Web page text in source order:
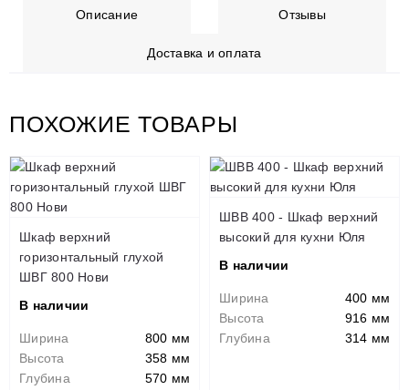
Описание Отзывы
Доставка и оплата
ПОХОЖИЕ ТОВАРЫ
Шкаф верхний
горизонтальный глухой
ШВГ 800 Нови
В наличии
Ширина
800 мм
Высота
358 мм
Глубина
570 мм
ШВВ 400 - Шкаф верхний
высокий для кухни Юля
В наличии
Ширина
400 мм
Высота
916 мм
Глубина
314 мм